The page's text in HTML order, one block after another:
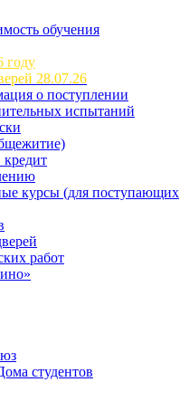
обучения
году
28.07.26
о поступлении
испытаний
кредит
курсы (для поступающих
работ
студентов